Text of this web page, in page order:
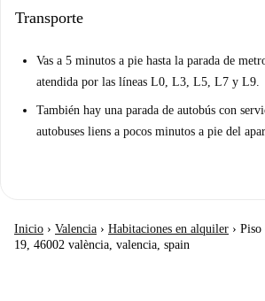
Transporte
Vas a 5 minutos a pie hasta la parada de
atendida por las líneas L0, L3, L5, L7 y L9.
También hay una parada de autobús con
autobuses liens a pocos minutos a pie del
Inicio › Valencia › Habitaciones en alquiler › Piso
19, 46002 valència, valencia, spain